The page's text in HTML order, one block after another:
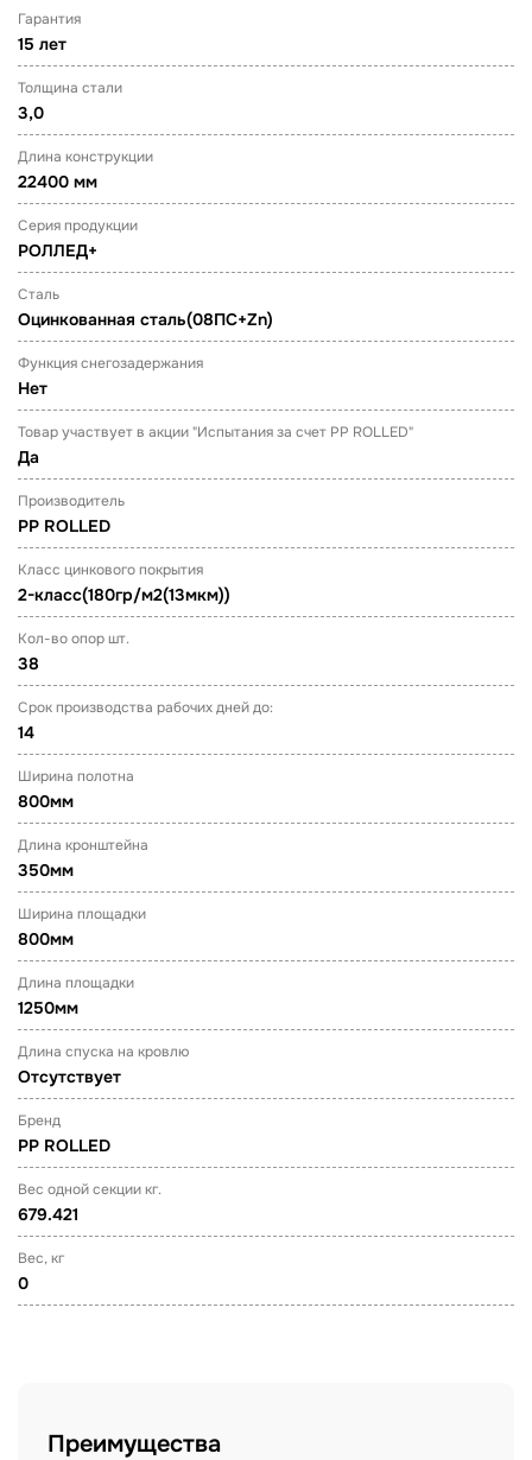
Гарантия
15 лет
Толщина стали
3,0
Длина конструкции
22400 мм
Серия продукции
РОЛЛЕД+
Сталь
Оцинкованная сталь(08ПС+Zn)
Функция снегозадержания
Нет
Товар участвует в акции "Испытания за счет PP ROLLED"
Да
Производитель
PP ROLLED
Класс цинкового покрытия
2-класс(180гр/м2(13мкм))
Кол-во опор шт.
38
Срок производства рабочих дней до:
14
Ширина полотна
800мм
Длина кронштейна
350мм
Ширина площадки
800мм
Длина площадки
1250мм
Длина спуска на кровлю
Отсутствует
Бренд
PP ROLLED
Вес одной секции кг.
679.421
Вес, кг
0
Преимущества